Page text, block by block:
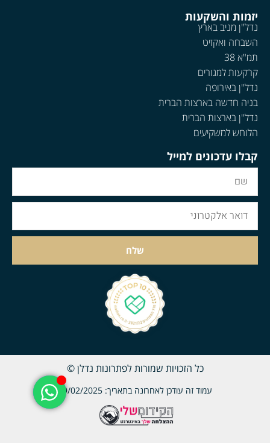
יזמות והשקעות
נדל"ן מניב בארץ
השבחה ואקזיט
תמ"א 38
קרקעות למגורים
נדל"ן באירופה
בניה חדשה בארצות הברית
נדל"ן בארצות הברית
הלוחש למשקיעים
קבלו עדכונים למייל
שלח
כל הזכויות שמורות לפתרונות נדלן ©
עמוד זה עודכן לאחרונה בתאריך: 09/02/2025